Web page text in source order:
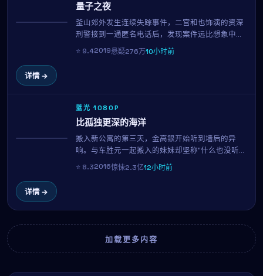
量子之夜
釜山郊外发生连续失踪事件，二宫和也饰演的资深
刑警接到一通匿名电话后，发现案件远比想象中复
杂。松本润饰演的目击者似乎在隐瞒什么，而每一
条线索都将他们带向一个被尘封多年的秘密。岩井
⭐ 9.42019悬疑276万10小时前
详情 →
蓝光 1080P
比孤独更深的海洋
搬入新公寓的第三天，金高银开始听到墙后的异
响。与车胜元一起搬入的妹妹却坚称"什么也没听
到"。当真相终于显现，所有看似日常的细节都成了
恐惧的来源。行定勋用极简的音效与克制的镜头，
⭐ 8.32016惊悚2.3亿12小时前
详情 →
加载更多内容